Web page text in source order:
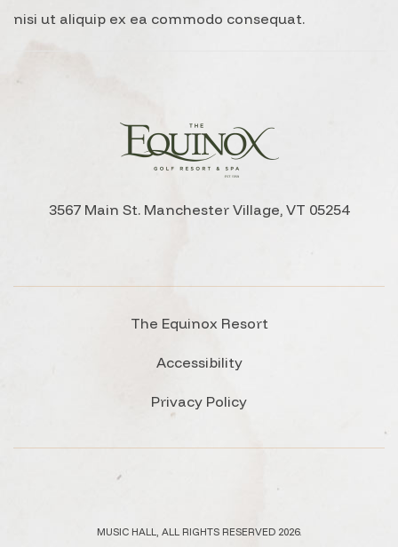
nisi ut aliquip ex ea commodo consequat.
3567 Main St. Manchester Village, VT 05254
The Equinox Resort
Accessibility
Privacy Policy
MUSIC HALL, ALL RIGHTS RESERVED 2026.